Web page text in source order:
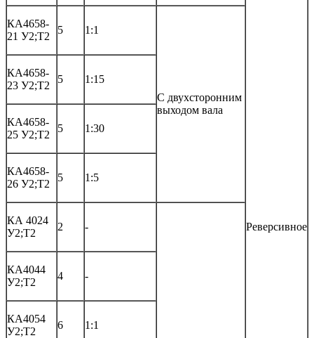
Реверсивное
КА4658-
21 У2;Т2
5 1:1
С двухсторонним
выходом вала
КА4658-
23 У2;Т2
5 1:15
КА4658-
25 У2;Т2
5 1:30
КА4658-
26 У2;Т2
5 1:5
КА 4024
У2;Т2
2 -
КА4044
У2;Т2
4 -
КА4054
У2;Т2
6 1:1